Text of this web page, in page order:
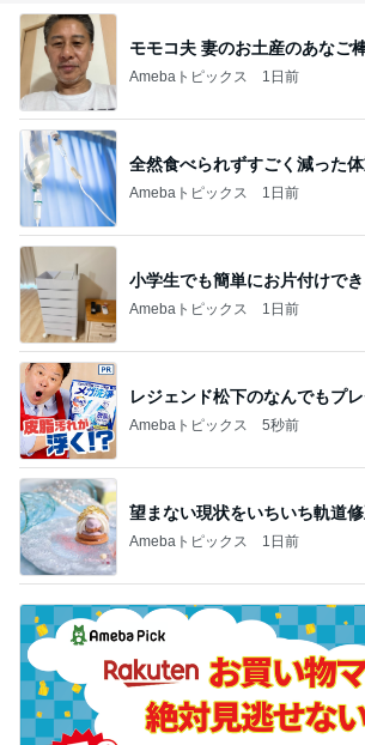
モモコ夫 妻のお土産のあなご
Amebaトピックス 1日前
全然食べられずすごく減った
Amebaトピックス 1日前
小学生でも簡単にお片付けで
Amebaトピックス 1日前
レジェンド松下のなんでもプレ
Amebaトピックス 5秒前
望まない現状をいちいち軌道
Amebaトピックス 1日前